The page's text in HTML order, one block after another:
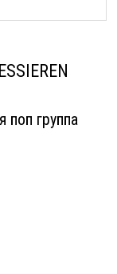
поп группа